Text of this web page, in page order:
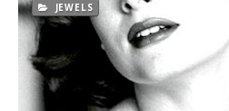
JEWELS